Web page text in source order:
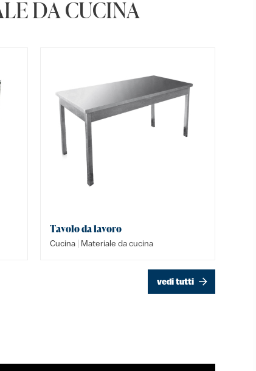
DA CUCINA
Tavolo da lavoro
Cucina | Materiale da cucina
vedi tutti